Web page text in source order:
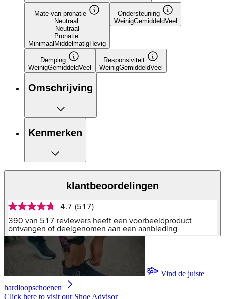
Mate van pronatie
Neutraal:
Neutraal
Pronatie:
MinimaalMiddelmatigHevig
Ondersteuning
WeinigGemiddeldVeel
Demping
WeinigGemiddeldVeel
Responsiviteit
WeinigGemiddeldVeel
Omschrijving
Kenmerken
klantbeoordelingen
4.7
van
5
sterren,
gemiddelde
scorewaarde.
Reviews.
paginalink.
4.7 (517)
390 van 517 reviewers heeft een voorbeeldproduct
ontvangen of deelgenomen aan een aanbieding
Vind de juiste
hardloopschoenen
Click here to visit our Shoe Advisor